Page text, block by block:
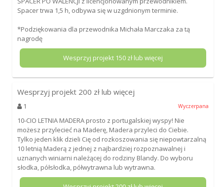
Spacer trwa 1,5 h, odbywa się w uzgdnionym terminie.
*Podziękowania dla przewodnika Michała Marczaka za tą
nagrodę
Wesprzyj projekt 150zł lub więcej
Wesprzyj projekt 200 zł lub więcej
1 Wyczerpana
10-CIO LETNIA MADERA prosto z portugalskiej wyspy! Nie
możesz przylecieć na Maderę, Madera przyleci do Ciebie.
Tylko jeden klik dzieli Cię od rozkoszowania się niepowtarzalną
10 letnią Maderą z jednej z najbardziej rozpoznawalnej i
uznanych winiarni należącej do rodziny Blandy. Do wyboru
słodka, półsłodka, półwytrawna lub wytrawna.